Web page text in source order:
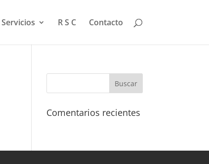
Servicios R S C Contacto
Comentarios recientes